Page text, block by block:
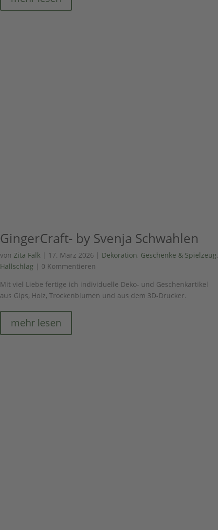
GingerCraft- by Svenja Schwahlen
von Zita Falk | 17. März 2026 | Dekoration, Geschenke & Spielzeug,
Hallschlag | 0 Kommentieren
Mit viel Liebe fertige ich individuelle Deko- und Geschenkartikel
aus Gips, Holz, Trockenblumen und aus dem 3D-Drucker.
mehr lesen